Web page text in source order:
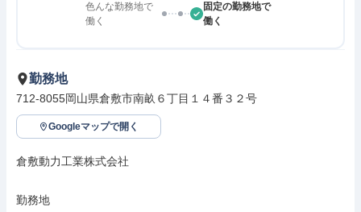
色んな勤務地で
働く
固定の勤務地で
働く
勤務地
712-8055岡山県倉敷市南畝６丁目１４番３２号
Googleマップで開く
倉敷動力工業株式会社
勤務地